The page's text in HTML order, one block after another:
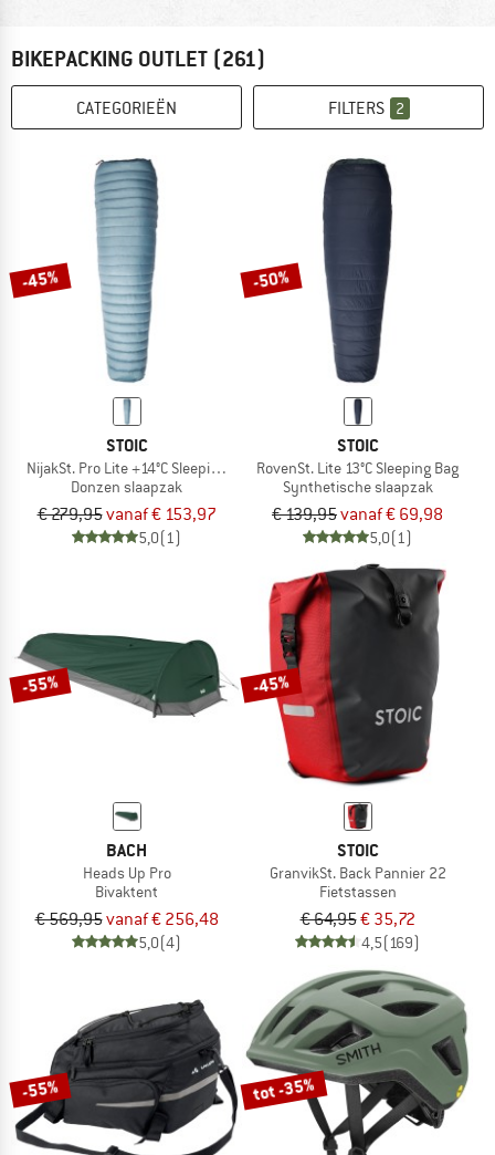
BIKEPACKING OUTLET (261)
CATEGORIEËN FILTERS 2
-45%
STOIC
NijakSt. Pro Lite +14°C Sleeping Bag
Donzen slaapzak
€ 279,95vanaf € 153,97
5,0(1)
-50%
STOIC
RovenSt. Lite 13°C Sleeping Bag
Synthetische slaapzak
€ 139,95vanaf € 69,98
5,0(1)
-55%
BACH
Heads Up Pro
Bivaktent
€ 569,95vanaf € 256,48
5,0(4)
-45%
STOIC
GranvikSt. Back Pannier 22
Fietstassen
€ 64,95€ 35,72
4,5(169)
-55% tot -35%